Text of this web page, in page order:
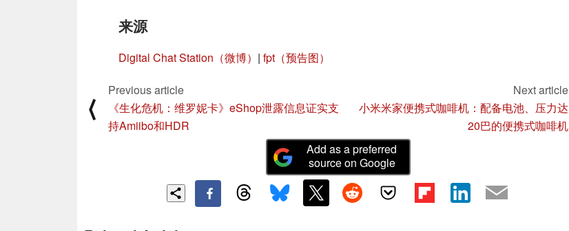
来源
Digital Chat Station（微博） | fpt（预告图）
⟨
Previous article
《生化危机：维罗妮卡》eShop泄露信息证实支
持Amiibo和HDR
Next article
小米米家便携式咖啡机：配备电池、压力达
20巴的便携式咖啡机
Add as a preferred
source on Google